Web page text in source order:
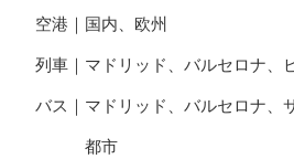
空港｜国内、欧州
列車｜マドリッド、バルセロナ、
バス｜マドリッド、バルセロナ、
都市